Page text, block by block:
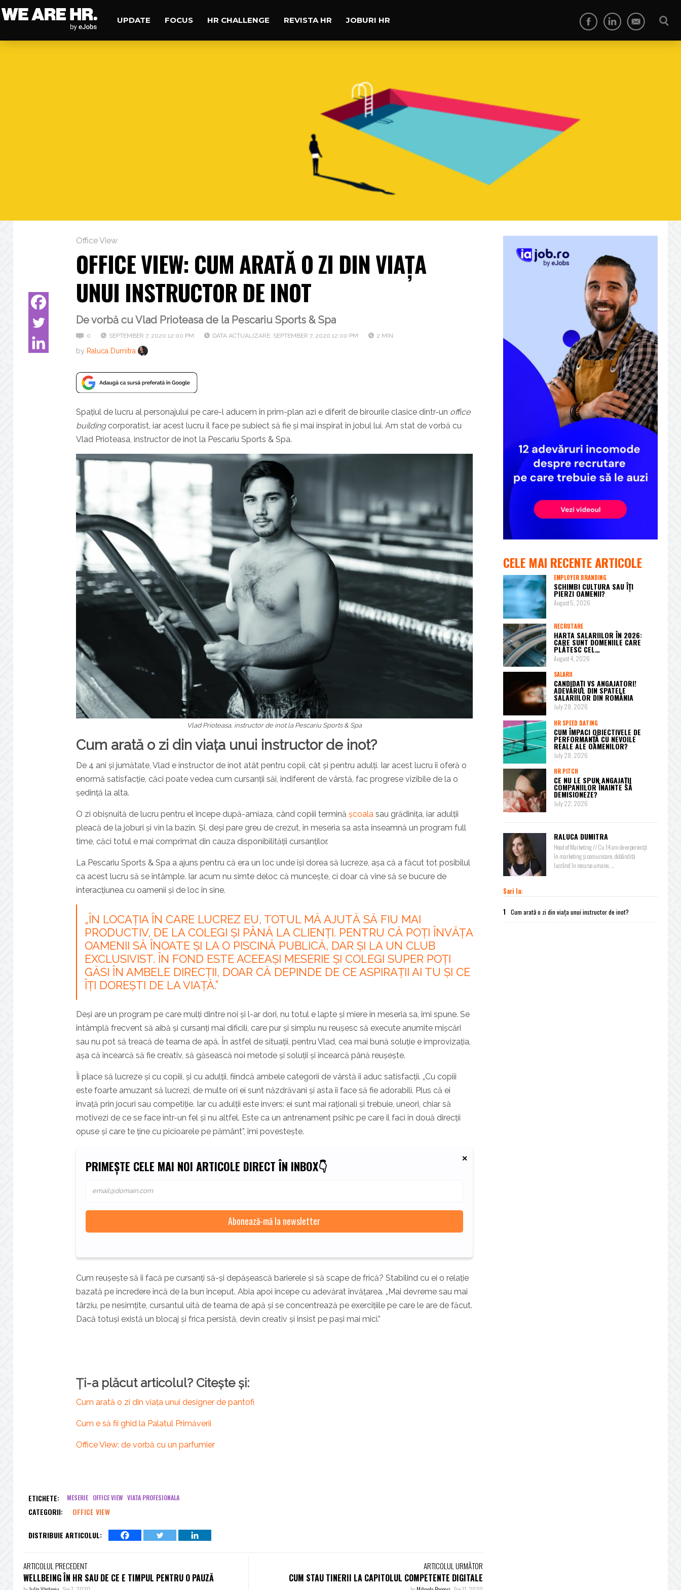
UPDATE FOCUS HR CHALLENGE REVISTA HR JOBURI HR
Office View
OFFICE VIEW: CUM ARATĂ O ZI DIN VIAȚA
UNUI INSTRUCTOR DE INOT
De vorbă cu Vlad Prioteasa de la Pescariu Sports & Spa
0 SEPTEMBER 7, 2020 12:00 PM DATA ACTUALIZARE: SEPTEMBER 7, 2020 12:00 PM 2 MIN
by Raluca Dumitra
Spațiul de lucru al personajului pe care-l aducem în prim-plan azi e diferit de birourile clasice dintr-un office
buildingcorporatist, iar acest lucru îl face pe subiect să fie și mai inspirat în jobul lui. Am stat de vorbă cu
Vlad Prioteasa, instructor de inot la Pescariu Sports & Spa.
Vlad Prioteasa, instructor de inot la Pescariu Sports & Spa
Cum arată o zi din viața unui instructor de inot?
De 4 ani și jumătate, Vlad e instructor de inot atât pentru copii, cât și pentru adulți. Iar acest lucru îi oferă o
enormă satisfacție, căci poate vedea cum cursanții săi, indiferent de vârstă, fac progrese vizibile de la o
ședință la alta.
O zi obișnuită de lucru pentru el începe după-amiaza, când copiii termină școala sau grădinița, iar adulții
pleacă de la joburi și vin la bazin. Și, deși pare greu de crezut, în meseria sa asta înseamnă un program full
time, căci totul e mai comprimat din cauza disponibilității cursanților.
La Pescariu Sports & Spa a ajuns pentru că era un loc unde își dorea să lucreze, așa că a făcut tot posibilul
ca acest lucru să se întâmple. Iar acum nu simte deloc că muncește, ci doar că vine să se bucure de
interacțiunea cu oamenii și de loc în sine.
„ÎN LOCAȚIA ÎN CARE LUCREZ EU, TOTUL MĂ AJUTĂ SĂ FIU MAI
PRODUCTIV, DE LA COLEGI ȘI PÂNĂ LA CLIENȚI. PENTRU CĂ POȚI ÎNVĂȚA
OAMENII SĂ ÎNOATE ȘI LA O PISCINĂ PUBLICĂ, DAR ȘI LA UN CLUB
EXCLUSIVIST. ÎN FOND ESTE ACEEAȘI MESERIE ȘI COLEGI SUPER POȚI
GĂSI ÎN AMBELE DIRECȚII, DOAR CĂ DEPINDE DE CE ASPIRAȚII AI TU ȘI CE
ÎȚI DOREȘTI DE LA VIAȚĂ.”
Deși are un program pe care mulți dintre noi și l-ar dori, nu totul e lapte și miere în meseria sa, îmi spune. Se
întâmplă frecvent să aibă și cursanți mai dificili, care pur și simplu nu reușesc să execute anumite mișcări
sau nu pot să treacă de teama de apă. În astfel de situații, pentru Vlad, cea mai bună soluție e improvizația,
așa că încearcă să fie creativ, să găsească noi metode și soluții și încearcă până reușește.
Îi place să lucreze și cu copiii, și cu adulții, fiindcă ambele categorii de vârstă îi aduc satisfacții. „Cu copiii
este foarte amuzant să lucrezi, de multe ori ei sunt năzdrăvani și asta îi face să fie adorabili. Plus că ei
învață prin jocuri sau competiție. Iar cu adulții este invers: ei sunt mai raționali și trebuie, uneori, chiar să
motivezi de ce se face într-un fel și nu altfel. Este ca un antrenament psihic pe care îl faci în două direcții
opuse și care te ține cu picioarele pe pământ”, îmi povestește.
PRIMEȘTE CELE MAI NOI ARTICOLE DIRECT ÎN INBOX👇
Cum reușește să îi facă pe cursanți să-și depășească barierele și să scape de frică? Stabilind cu ei o relație
bazată pe încredere încă de la bun început. Abia apoi începe cu adevărat învățarea. „Mai devreme sau mai
târziu, pe nesimțite, cursantul uită de teama de apă și se concentrează pe exercițiile pe care le are de făcut.
Dacă totuși există un blocaj și frica persistă, devin creativ și insist pe pași mai mici.”
Ți-a plăcut articolul? Citește și:
Cum arată o zi din viața unui designer de pantofi
Cum e să fii ghid la Palatul Primăverii
Office View: de vorbă cu un parfumier
ETICHETE: MESERIE OFFICE VIEW VIATA PROFESIONALA
CATEGORII: OFFICE VIEW
DISTRIBUIE ARTICOLUL:
ARTICOLUL PRECEDENT
WELLBEING ÎN HR SAU DE CE E TIMPUL PENTRU O PAUZĂ
ARTICOLUL URMĂTOR
CUM STAU TINERII LA CAPITOLUL COMPETENTE DIGITALE
CELE MAI RECENTE ARTICOLE
EMPLOYER BRANDING
SCHIMBI CULTURA SAU ÎȚI
PIERZI OAMENII?
August 5, 2026
RECRUTARE
HARTA SALARIILOR ÎN 2026:
CARE SUNT DOMENIILE CARE
PLĂTESC CEL…
August 4, 2026
SALARII
CANDIDAȚI VS ANGAJATORI!
ADEVĂRUL DIN SPATELE
SALARIILOR DIN ROMÂNIA
July 28, 2026
HR SPEED DATING
CUM ÎMPACI OBIECTIVELE DE
PERFORMANȚĂ CU NEVOILE
REALE ALE OAMENILOR?
July 28, 2026
HR PITCH
CE NU LE SPUN ANGAJAȚII
COMPANIILOR ÎNAINTE SĂ
DEMISIONEZE?
July 22, 2026
RALUCA DUMITRA
Head of Marketing // Cu 14 ani de experiență
în marketing și comunicare, dobândită
lucrând în resurse umane, ...
Sari la:
1 Cum arată o zi din viața unui instructor de inot?